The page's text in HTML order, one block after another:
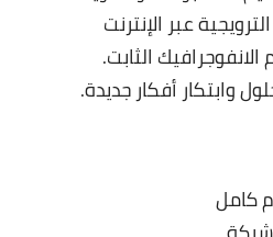
عبر الإنترنت
الثابت.
وابتكار أفكار جديدة.
كامل